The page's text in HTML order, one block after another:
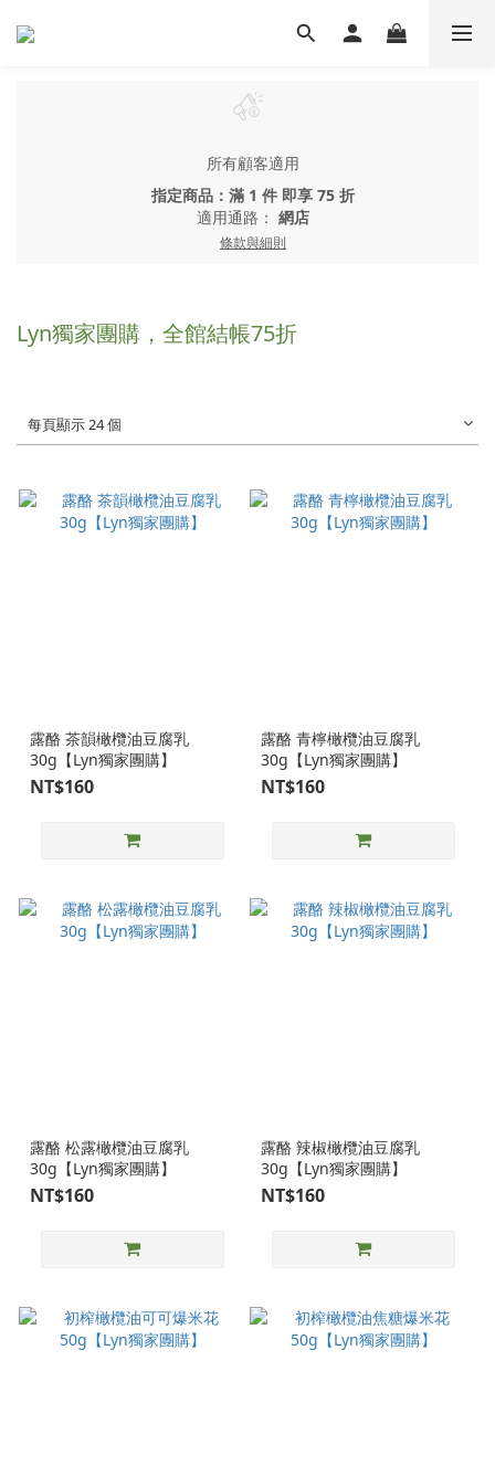
所有顧客適用
指定商品：滿 1 件 即享 75 折
適用通路： 網店
條款與細則
Lyn獨家團購，全館結帳75折
每頁顯示 24 個
露酪 茶韻橄欖油豆腐乳
30g【Lyn獨家團購】
NT$160
露酪 青檸橄欖油豆腐乳
30g【Lyn獨家團購】
NT$160
露酪 松露橄欖油豆腐乳
30g【Lyn獨家團購】
NT$160
露酪 辣椒橄欖油豆腐乳
30g【Lyn獨家團購】
NT$160